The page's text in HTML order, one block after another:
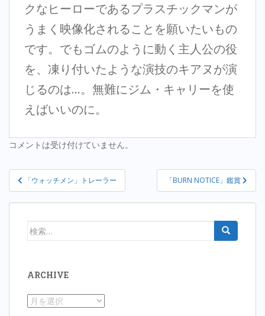
クなヒーローであるプラスチックマンが
うまく映像化されることを願いたいもの
です。でもゴムのように動く主人公の役
を、凍り付いたような演技のキアヌが演
じるのは…。無難にジム・キャリーを使
えばいいのに。
コメントは受け付けていません。
投
稿
ナ
「ウォッチメン」トレーラー 「BURN NOTICE」鑑賞
検
ARCHIVE
Archive